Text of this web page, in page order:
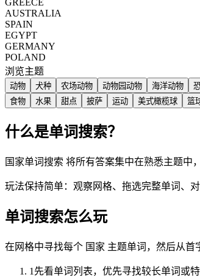
AUSTRALIA
SPAIN
EGYPT
GERMANY
POLAND
浏览主题
动物 犬种 农场动物 动物园动物 海洋动物
食物
水果 甜点 披萨 运动 美式橄榄球 篮
什么是单词搜索？
国家单词搜索 将所有答案集中在熟悉主题中
玩法保持简单：观察网格、拖选完整单词、
单词搜索怎么玩
在网格中寻找每个 国家 主题单词，然后从首
1 先看单词列表，优先寻找较长单词或特